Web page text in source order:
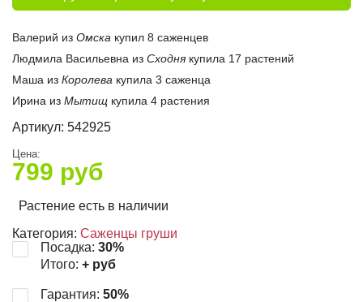
Валерий из Омска купил 8 саженцев
Людмила Васильевна из Сходня купила 17 растений
Маша из Королева купила 3 саженца
Ирина из Мытищ купила 4 растения
Артикул: 542925
Цена:
799 руб
Растение есть в наличии
Категория: Саженцы груши
Посадка: 30%
Итого: + руб
Гарантия: 50%